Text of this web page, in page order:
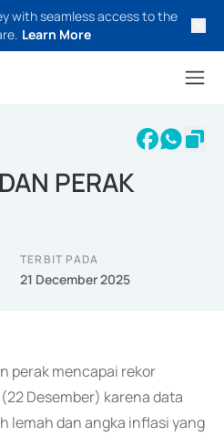
with seamless access to the
Learn More
PERAK
TERBIT PADA
21 December 2025
perak mencapai rekor
Desember) karena data
lemah dan angka inflasi yang